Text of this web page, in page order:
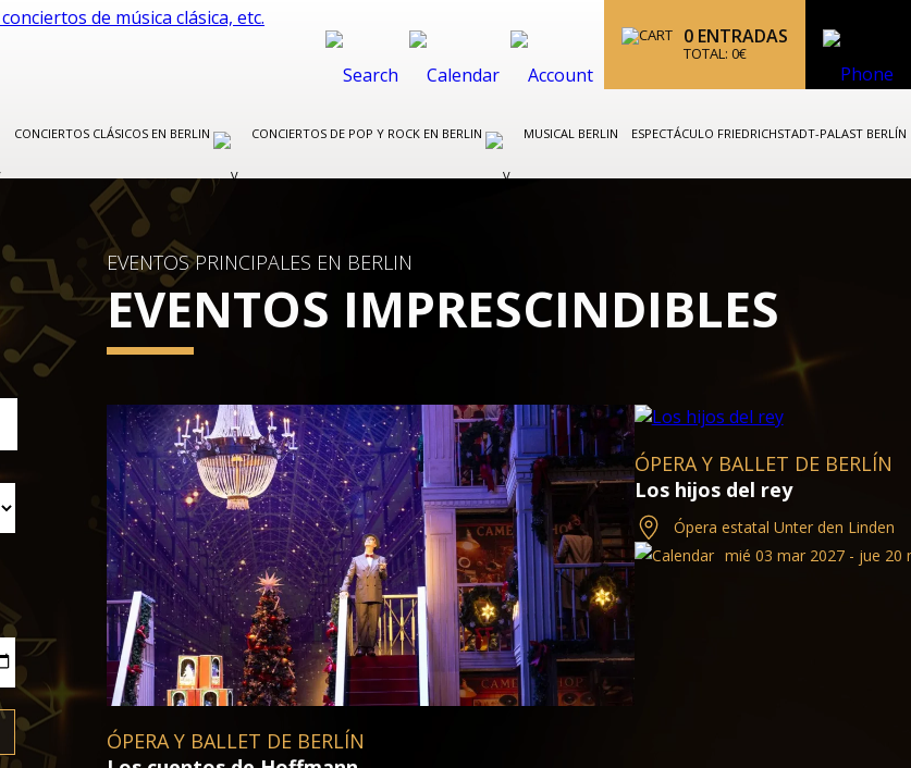
0 ENTRADAS
TOTAL: 0€
CONCIERTOS CLÁSICOS EN BERLIN CONCIERTOS DE POP Y ROCK EN BERLIN MUSICAL BERLIN ESPECTÁCULO FRIEDRICHSTADT-PALAST BERLÍN
EVENTOS PRINCIPALES EN BERLIN
EVENTOS IMPRESCINDIBLES
ÓPERA Y BALLET DE BERLÍN
Los hijos del rey
Ópera estatal Unter den Linden
mié 03 mar 2027 - jue 20 may 2027
ENTRADAS
CONCIERTOS CLÁSICOS EN
Gustavo Dudamel y New
Filarmónica de Berlín
sáb 17 oct 2026 - jue 20